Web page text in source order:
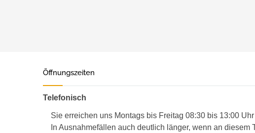
Öffnungszeiten
Telefonisch
Sie erreichen uns Montags bis Freitag 08:30 bis 13:00
In Ausnahmefällen auch deutlich länger, wenn an diesem